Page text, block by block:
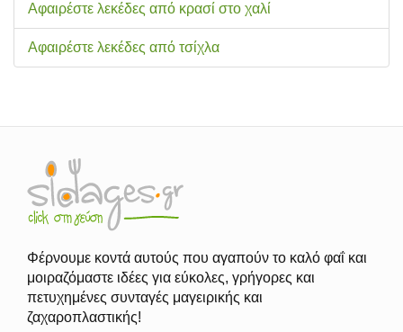
Αφαιρέστε λεκέδες από κρασί στο χαλί
Αφαιρέστε λεκέδες από τσίχλα
Φέρνουμε κοντά αυτούς που αγαπούν το καλό φαΐ και
μοιραζόμαστε ιδέες για εύκολες, γρήγορες και
πετυχημένες συνταγές μαγειρικής και
ζαχαροπλαστικής!